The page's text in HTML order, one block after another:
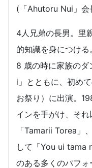
(「Ahutoru Nui」会
4人兄弟の長男。里
的知識を身につける
8 歳の時に家族の
i」とともに、初め
お祭り）に出演。
インを手がけ、それ
「Tamarii Torea」
して「You ui tama
のある多くのパフォ